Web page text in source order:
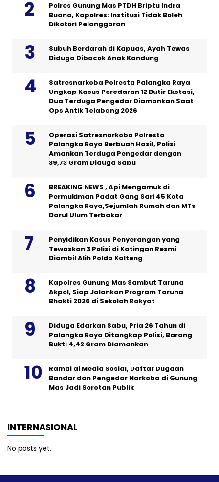
Polres Gunung Mas PTDH Briptu Indra
Buana, Kapolres: Institusi Tidak Boleh
Dikotori Pelanggaran
Subuh Berdarah di Kapuas, Ayah Tewas
Diduga Dibacok Anak Kandung
Satresnarkoba Polresta Palangka Raya
Ungkap Kasus Peredaran 12 Butir Ekstasi,
Dua Terduga Pengedar Diamankan Saat
Ops Antik Telabang 2026
Operasi Satresnarkoba Polresta
Palangka Raya Berbuah Hasil, Polisi
Amankan Terduga Pengedar dengan
39,73 Gram Diduga Sabu
BREAKING NEWS , Api Mengamuk di
Permukiman Padat Gang Sari 45 Kota
Palangka Raya,Sejumlah Rumah dan MTs
Darul Ulum Terbakar
Penyidikan Kasus Penyerangan yang
Tewaskan 3 Polisi di Katingan Resmi
Diambil Alih Polda Kalteng
Kapolres Gunung Mas Sambut Taruna
Akpol, Siap Jalankan Program Taruna
Bhakti 2026 di Sekolah Rakyat
Diduga Edarkan Sabu, Pria 26 Tahun di
Palangka Raya Ditangkap Polisi, Barang
Bukti 4,42 Gram Diamankan
Ramai di Media Sosial, Daftar Dugaan
Bandar dan Pengedar Narkoba di Gunung
Mas Jadi Sorotan Publik
INTERNASIONAL
No posts yet.